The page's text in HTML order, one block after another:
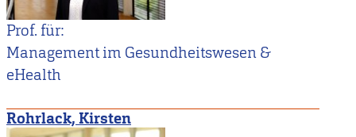
Prof. für:
Management im Gesundheitswesen &
eHealth
Rohrlack, Kirsten